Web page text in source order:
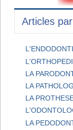
Articles
LA
LA
LA
LA